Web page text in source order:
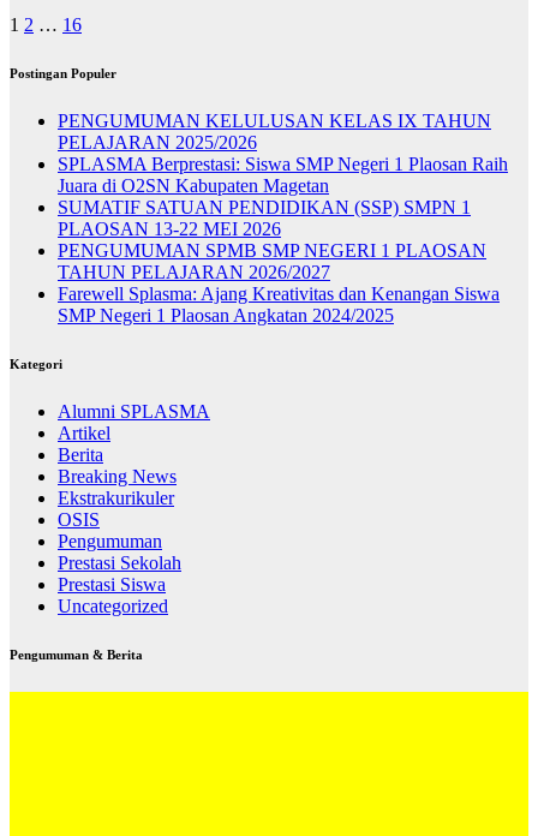
Paginasi
pos
1 2 … 16
Postingan Populer
PENGUMUMAN KELULUSAN KELAS IX TAHUN
PELAJARAN 2025/2026
SPLASMA Berprestasi: Siswa SMP Negeri 1 Plaosan Raih
Juara di O2SN Kabupaten Magetan
SUMATIF SATUAN PENDIDIKAN (SSP) SMPN 1
PLAOSAN 13-22 MEI 2026
PENGUMUMAN SPMB SMP NEGERI 1 PLAOSAN
TAHUN PELAJARAN 2026/2027
Farewell Splasma: Ajang Kreativitas dan Kenangan Siswa
SMP Negeri 1 Plaosan Angkatan 2024/2025
Kategori
Alumni SPLASMA
Artikel
Berita
Breaking News
Ekstrakurikuler
OSIS
Pengumuman
Prestasi Sekolah
Prestasi Siswa
Uncategorized
Pengumuman & Berita